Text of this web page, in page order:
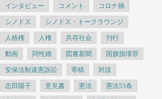
インタビュー コメント コロナ禍
シノドス シノドス・トークラウンジ
人格権 人権 共存社会 刊行
動画 同性婚 図書新聞 国旗損壊罪
安保法制違憲訴訟 寄稿 対談
志田陽子 意見書 憲法 憲法53条